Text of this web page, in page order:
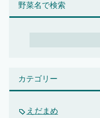
野菜名で検索
カテゴリー
えだまめ